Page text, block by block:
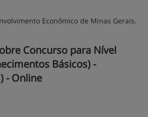
Econômico de Minas Gerais.
Concurso para Nível
Básicos) -
- Online